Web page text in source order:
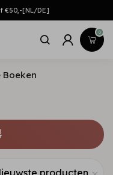
€50,-[NL/DE]
0
Boeken